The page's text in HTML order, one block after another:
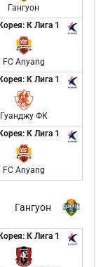
Гангуон
К Лига 1
FC Anyang
К Лига 1
Гуанджу ФК
К Лига 1
FC Anyang
Гангуон
К Лига 1